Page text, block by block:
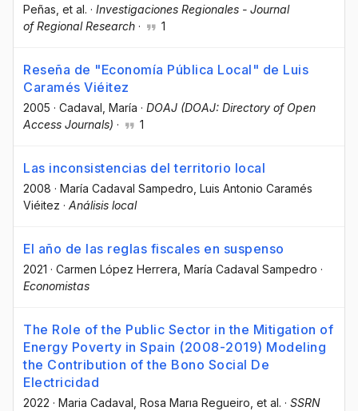
Peñas , et al. · Investigaciones Regionales - Journal
of Regional Research · 1
Reseña de "Economía Pública Local" de Luis
Caramés Viéitez
2005 · Cadaval, María · DOAJ (DOAJ: Directory of Open
Access Journals) · 1
Las inconsistencias del territorio local
2008 · María Cadaval Sampedro , Luis Antonio Caramés
Viéitez · Análisis local
El año de las reglas fiscales en suspenso
2021 · Carmen López Herrera , María Cadaval Sampedro ·
Economistas
The Role of the Public Sector in the Mitigation of
Energy Poverty in Spain (2008-2019) Modeling
the Contribution of the Bono Social De
Electricidad
2022 · Maria Cadaval , Rosa Marıa Regueiro , et al. · SSRN